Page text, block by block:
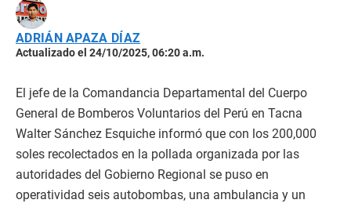
ADRIÁN APAZA DÍAZ
Actualizado el 24/10/2025, 06:20 a.m.
El jefe de la Comandancia Departamental del Cuerpo
General de Bomberos Voluntarios del Perú en Tacna
Walter Sánchez Esquiche informó que con los 200,000
soles recolectados en la pollada organizada por las
autoridades del Gobierno Regional se puso en
operatividad seis autobombas, una ambulancia y un